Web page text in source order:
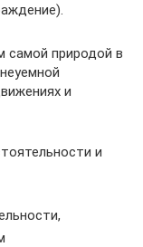
самой природой в
и
и